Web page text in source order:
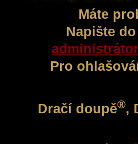
Máte
Napište
Pro
Dračí doupě®,